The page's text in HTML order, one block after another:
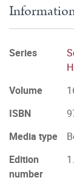
Series
Volume
ISBN
Media type
Edition
number
1.